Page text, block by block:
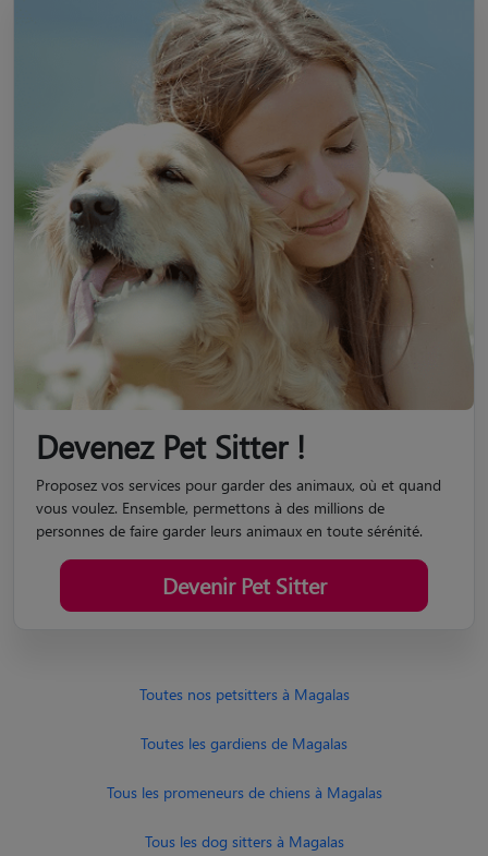
Devenez Pet Sitter !
Proposez vos services pour garder des animaux, où et quand
vous voulez. Ensemble, permettons à des millions de
personnes de faire garder leurs animaux en toute sérénité.
Devenir Pet Sitter
Toutes nos petsitters à Magalas
Toutes les gardiens de Magalas
Tous les promeneurs de chiens à Magalas
Tous les dog sitters à Magalas